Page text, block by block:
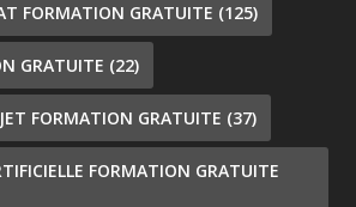
FORMATION GRATUITE (125)
GRATUITE (22)
FORMATION GRATUITE (37)
FORMATION GRATUITE